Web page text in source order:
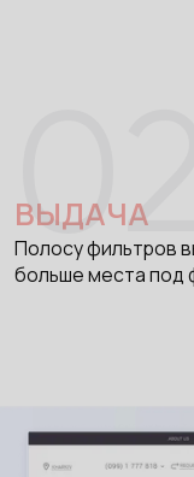
02
ВЫДАЧА
Полосу фильтров
больше места под